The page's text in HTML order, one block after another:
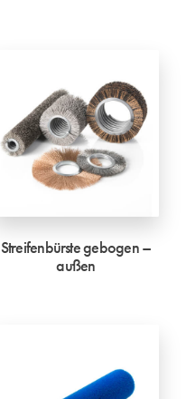
Streifenbürste gebogen –
außen